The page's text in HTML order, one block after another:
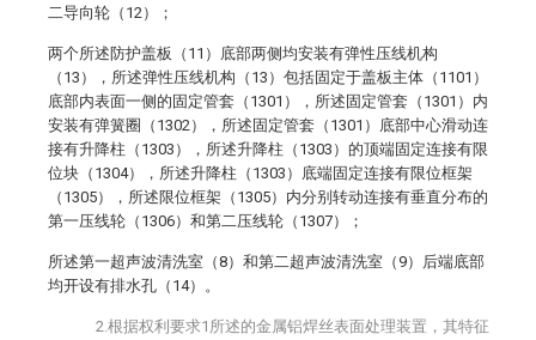
二导向轮（12）；
两个所述防护盖板（11）底部两侧均安装有弹性压线机构
（13），所述弹性压线机构（13）包括固定于盖板主体（1101）
底部内表面一侧的固定管套（1301），所述固定管套（1301）内
安装有弹簧圈（1302），所述固定管套（1301）底部中心滑动连
接有升降柱（1303），所述升降柱（1303）的顶端固定连接有限
位块（1304），所述升降柱（1303）底端固定连接有限位框架
（1305），所述限位框架（1305）内分别转动连接有垂直分布的
第一压线轮（1306）和第二压线轮（1307）；
所述第一超声波清洗室（8）和第二超声波清洗室（9）后端底部
均开设有排水孔（14）。
2.根据权利要求1所述的金属铝焊丝表面处理装置，其特征